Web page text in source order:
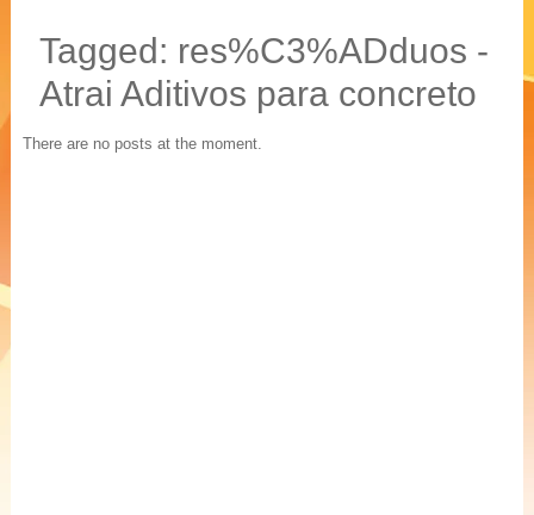
Blocos, Pavers, Tubos
Tagged: res%C3%ADduos -
Atrai Aditivos para concreto
There are no posts at the moment.